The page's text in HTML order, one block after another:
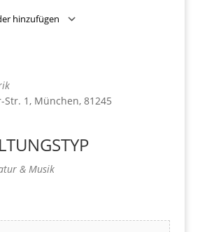
hinzufügen
Str. 1, München, 81245
& Musik